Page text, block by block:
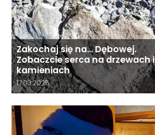
Zakochaj się na… Dębowej.
Zobaczcie serca na drzewach i
kamieniach
Data dodania galerii:
17.03.2025